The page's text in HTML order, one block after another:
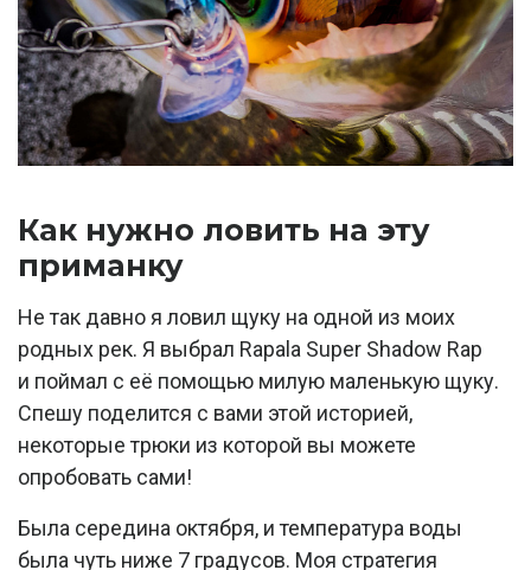
Как нужно ловить на эту
приманку
Не так давно я ловил щуку на одной из моих
родных рек. Я выбрал Rapala Super Shadow Rap
и поймал с её помощью милую маленькую щуку.
Спешу поделится с вами этой историей,
некоторые трюки из которой вы можете
опробовать сами!
Была середина октября, и температура воды
была чуть ниже 7 градусов. Моя стратегия